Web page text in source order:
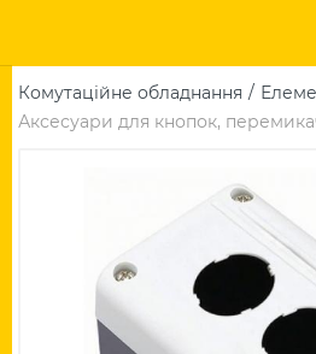
Комутаційне обладнання
Аксесуари для кнопок,